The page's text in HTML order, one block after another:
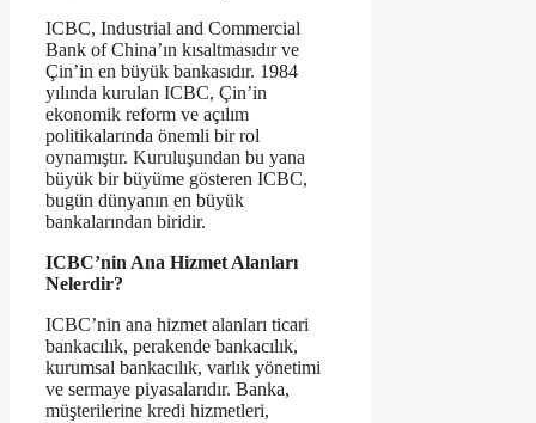
ICBC, Industrial and Commercial
Bank of China’ın kısaltmasıdır ve
Çin’in en büyük bankasıdır. 1984
yılında kurulan ICBC, Çin’in
ekonomik reform ve açılım
politikalarında önemli bir rol
oynamıştır. Kuruluşundan bu yana
büyük bir büyüme gösteren ICBC,
bugün dünyanın en büyük
bankalarından biridir.
ICBC’nin Ana Hizmet Alanları
Nelerdir?
ICBC’nin ana hizmet alanları ticari
bankacılık, perakende bankacılık,
kurumsal bankacılık, varlık yönetimi
ve sermaye piyasalarıdır. Banka,
müşterilerine kredi hizmetleri,